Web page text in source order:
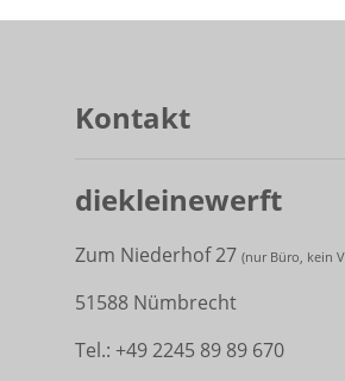
Kontakt
diekleinewerft
Zum Niederhof 27 (nur Büro, kein
51588 Nümbrecht
Tel.: +49 2245 89 89 670